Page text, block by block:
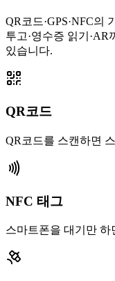
QR코드·GPS·NFC의
투고·영수증 읽기
있습니다.
QR코드
QR코드를 스캔하면
NFC 태그
스마트폰을 대기만 하